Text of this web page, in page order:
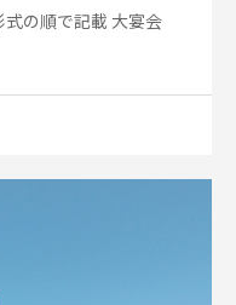
の順で記載 大宴会